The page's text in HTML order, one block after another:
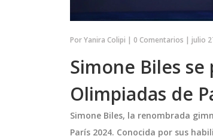
PorYanira Colipi | 0 Comentarios | julio
Simone Biles
Olimpiadas de
Simone Biles, la renombrada
París 2024. Conocida por sus